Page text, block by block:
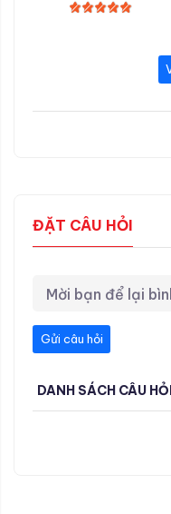
ĐẶT CÂU HỎI
Gửi câu hỏi
DANH SÁCH CÂU